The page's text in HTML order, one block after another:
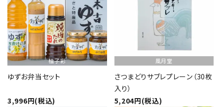
柚子彩
ゆずお弁当セット
3,996円(税込)
風月堂
さつまどりサブレプレーン（30枚
入り）
5,204円(税込)